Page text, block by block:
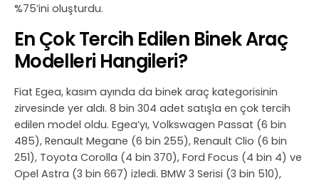
%75’ini oluşturdu.
En Çok Tercih Edilen Binek Araç
Modelleri Hangileri?
Fiat Egea, kasım ayında da binek araç kategorisinin
zirvesinde yer aldı. 8 bin 304 adet satışla en çok tercih
edilen model oldu. Egea’yı, Volkswagen Passat (6 bin
485), Renault Megane (6 bin 255), Renault Clio (6 bin
251), Toyota Corolla (4 bin 370), Ford Focus (4 bin 4) ve
Opel Astra (3 bin 667) izledi. BMW 3 Serisi (3 bin 510),